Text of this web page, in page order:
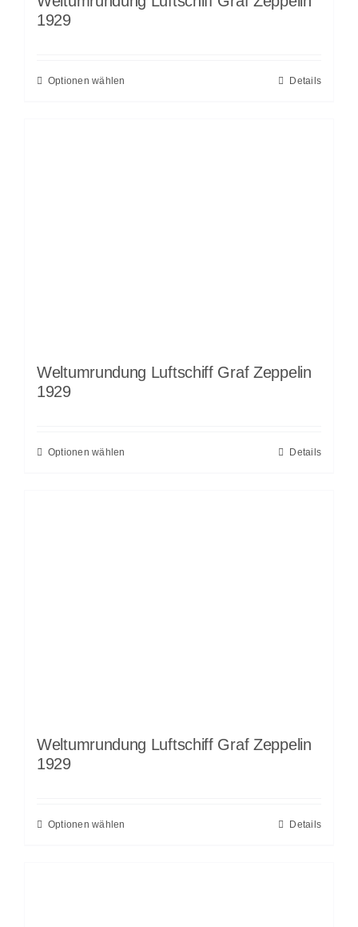
1929
Optionen wählen Details
Weltumrundung Luftschiff Graf Zeppelin
1929
Optionen wählen Details
Weltumrundung Luftschiff Graf Zeppelin
1929
Optionen wählen Details